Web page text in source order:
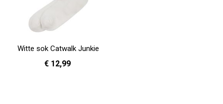
Witte sok Catwalk Junkie
€ 12,99